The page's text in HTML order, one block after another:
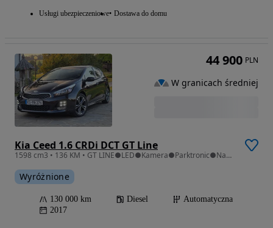
Usługi ubezpieczeniowe Dostawa do domu
Kia Ceed 1.6 CRDi DCT GT Line
1598 cm3 • 136 KM • GT LINE●LED●Kamera●Parktronic●Nawigacja●Automat
Wyróżnione
130 000 km Diesel
Automatyczna
2017
44 900 PLN
W granicach średniej